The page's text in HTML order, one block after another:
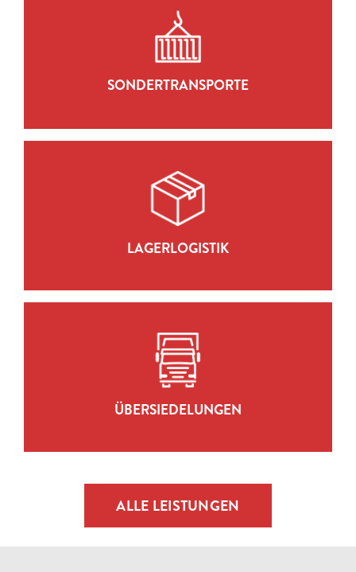
SONDERTRANSPORTE
SONDERTRANSPORTE
LAGERLOGISTIK
LAGERLOGISTIK
ZUR LEISTUNG
ÜBERSIEDELUNGEN
ÜBERSIEDELUNGEN
ZUR LEISTUNG
ALLE LEISTUNGEN